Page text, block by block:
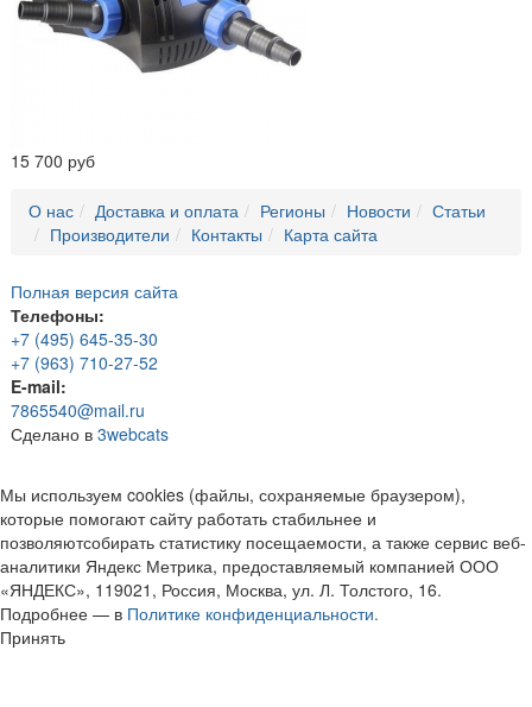
15 700 руб
О нас Доставка и оплата Регионы Новости
Статьи
Производители
Контакты Карта сайта
Полная версия сайта
Телефоны:
+7 (495) 645-35-30
+7 (963) 710-27-52
E-mail:
7865540@mail.ru
Сделано в 3webcats
Мы используем cookies (файлы, сохраняемые браузером),
которые помогают сайту работать стабильнее и
позволяютсобирать статистику посещаемости, а также сервис веб-
аналитики Яндекс Метрика, предоставляемый компанией ООО
«ЯНДЕКС», 119021, Россия, Москва, ул. Л. Толстого, 16.
Подробнее — в Политике конфиденциальности.
Принять